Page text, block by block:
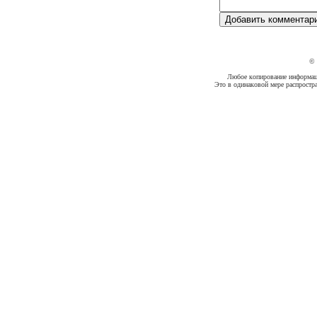
©
Любое копирование
Это в одинаковой мере